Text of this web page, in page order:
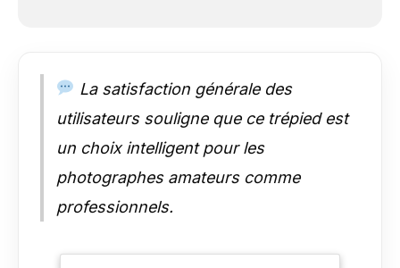
photo reflex
numériques,
projecteurs et
téléphone peut
également être
La satisfaction générale des
utilisateurs souligne que ce trépied est
un choix intelligent pour les
photographes amateurs comme
professionnels.